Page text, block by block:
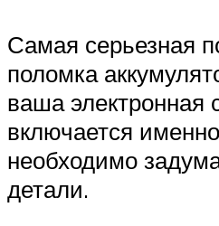
Самая серьезная
поломка
ваша электронная
включается
необходимо
детали.